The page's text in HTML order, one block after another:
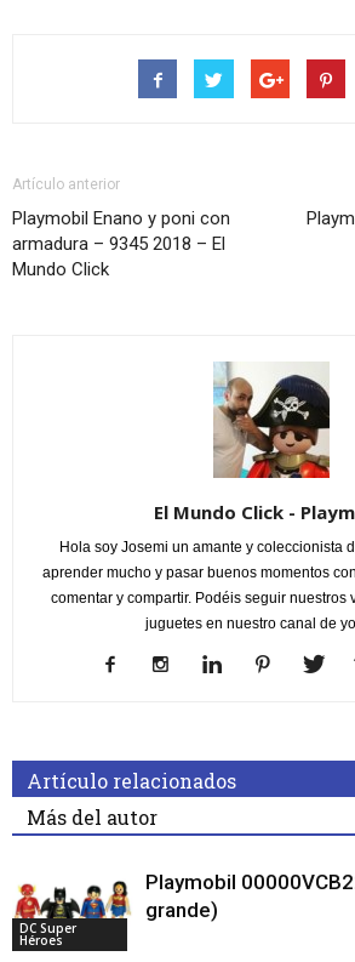
Artículo anterior
Playmobil Enano y poni con
armadura – 9345 2018 – El
Mundo Click
El Mundo Click -
Hola soy Josemi un amante y coleccionista
aprender mucho y pasar buenos momentos
comentar y compartir. Podéis seguir nuestros
juguetes en nuestro canal de
Artículo relacionados
Más del autor
DC Super
Héroes
Playmobil
grande)